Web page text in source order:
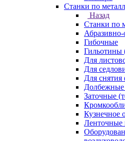
Станки по
Назад
Станки по
Абразивно-
Гибочные
Гильотины
Для
Для
Для снятия
Долбежные
Заточные
Кузнечное
Ленточные